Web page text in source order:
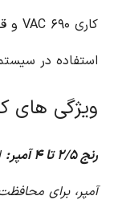
استفاده در
ویژگی های
رنج ۲/۵ تا ۴ آمپر:
آمپر، برای